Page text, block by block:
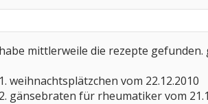
habe mittlerweile die rezepte gefunden.
1. weihnachtsplätzchen vom 22.12.2010
2. gänsebraten für rheumatiker vom